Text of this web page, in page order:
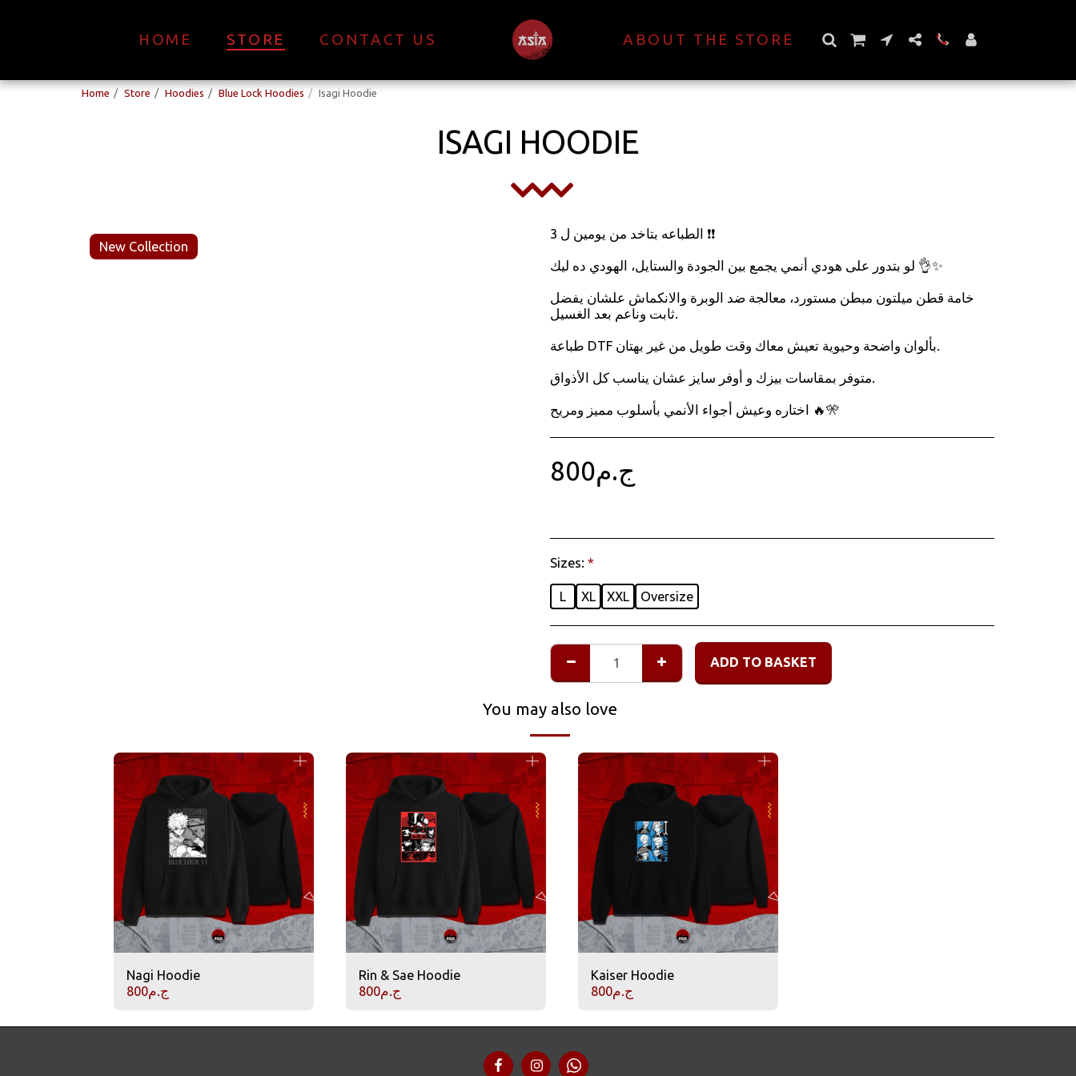
HOME STORE CONTACT US ABOUT THE STORE
Home Store Hoodies Blue Lock Hoodies Isagi Hoodie
ISAGI HOODIE
New Collection
الطباعه بتاخد من يومين ل 3 ❗❗
لو بتدور على هودي أنمي يجمع بين الجودة والستايل، الهودي ده ليك 👌✨
خامة قطن ميلتون مبطن مستورد، معالجة ضد الوبرة والانكماش علشان يفضل
ثابت وناعم بعد الغسيل.
طباعة DTF بألوان واضحة وحيوية تعيش معاك وقت طويل من غير بهتان.
متوفر بمقاسات بيزك و أوفر سايز عشان يناسب كل الأذواق.
اختاره وعيش أجواء الأنمي بأسلوب مميز ومريح 🔥🎌
ج.م800
Sizes: *
L XL XXL Oversize
ADD TO BASKET
You may also love
Nagi Hoodie
ج.م800
Rin & Sae Hoodie
ج.م800
Kaiser Hoodie
ج.م800